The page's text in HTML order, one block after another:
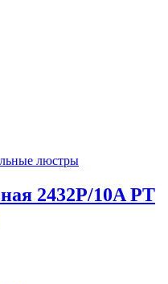
люстры
2432P/10A PT